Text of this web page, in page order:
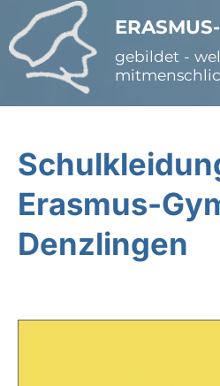
gebildet -
Erasmus-
Denzlingen